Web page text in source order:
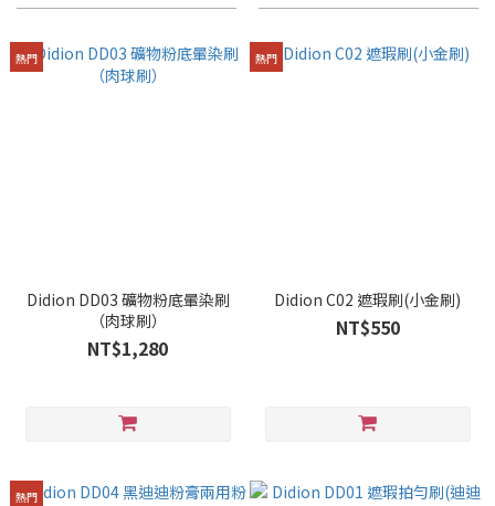
熱門
Didion DD03 礦物粉底暈染刷
（肉球刷）
NT$1,280
熱門
Didion C02 遮瑕刷(小金刷)
NT$550
熱門